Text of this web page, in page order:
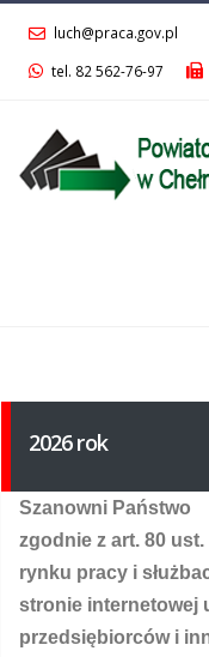
luch@praca.gov.pl
tel. 82 562-76-97
2026 rok
Szanowni Państwo
zgodnie z art. 80
rynku pracy i
stronie internetowej
przedsiębiorców i